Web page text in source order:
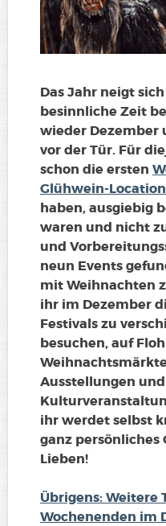
Das Jahr neigt
besinnliche Zeit
wieder Dezember
vor der Tür. Für
schon die ersten
Glühwein-
haben, ausgiebig
waren und nicht
und
neun Events
mit Weihnachten
ihr im Dezember
Festivals zu
besuchen, auf
Ausstellungen
ihr werdet selbst
ganz persönliches
Lieben!
Übrigens: Weitere
Wochenenden im